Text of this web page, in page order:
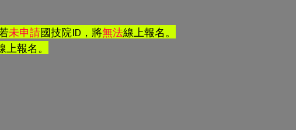
未申請國技院ID，將無法線上報名。
報名。